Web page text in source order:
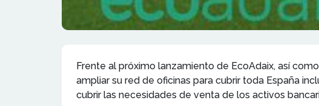
Frente al próximo lanzamiento de EcoAdaix, así
ampliar su red de oficinas para cubrir toda España
cubrir las necesidades de venta de los activos